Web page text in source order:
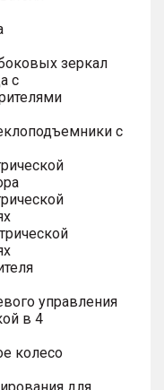
зеркал
с
с
управления
в 4
колесо
для